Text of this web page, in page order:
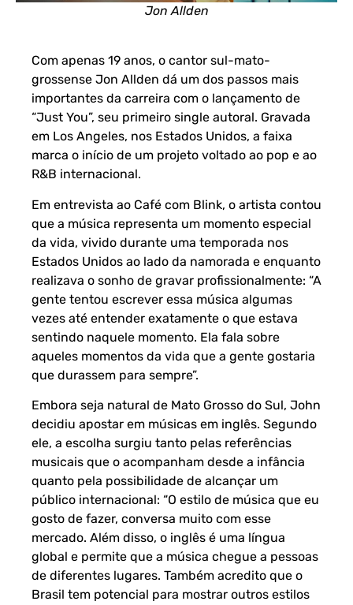
Jon Allden
Com apenas 19 anos, o cantor sul-mato-
grossense Jon Allden dá um dos passos mais
importantes da carreira com o lançamento de
“Just You”, seu primeiro single autoral. Gravada
em Los Angeles, nos Estados Unidos, a faixa
marca o início de um projeto voltado ao pop e ao
R&B internacional.
Em entrevista ao Café com Blink, o artista contou
que a música representa um momento especial
da vida, vivido durante uma temporada nos
Estados Unidos ao lado da namorada e enquanto
realizava o sonho de gravar profissionalmente: “A
gente tentou escrever essa música algumas
vezes até entender exatamente o que estava
sentindo naquele momento. Ela fala sobre
aqueles momentos da vida que a gente gostaria
que durassem para sempre”.
Embora seja natural de Mato Grosso do Sul, John
decidiu apostar em músicas em inglês. Segundo
ele, a escolha surgiu tanto pelas referências
musicais que o acompanham desde a infância
quanto pela possibilidade de alcançar um
público internacional: “O estilo de música que eu
gosto de fazer, conversa muito com esse
mercado. Além disso, o inglês é uma língua
global e permite que a música chegue a pessoas
de diferentes lugares. Também acredito que o
Brasil tem potencial para mostrar outros estilos